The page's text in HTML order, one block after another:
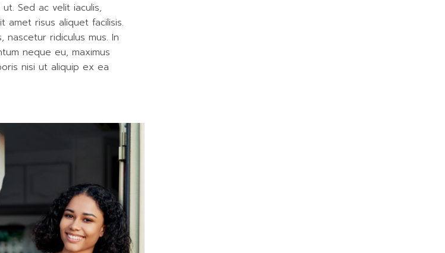
Sed ac velit iaculis,
amet risus aliquet facilisis.
ridiculus mus. In
neque eu, maximus
nisi ut aliquip ex ea